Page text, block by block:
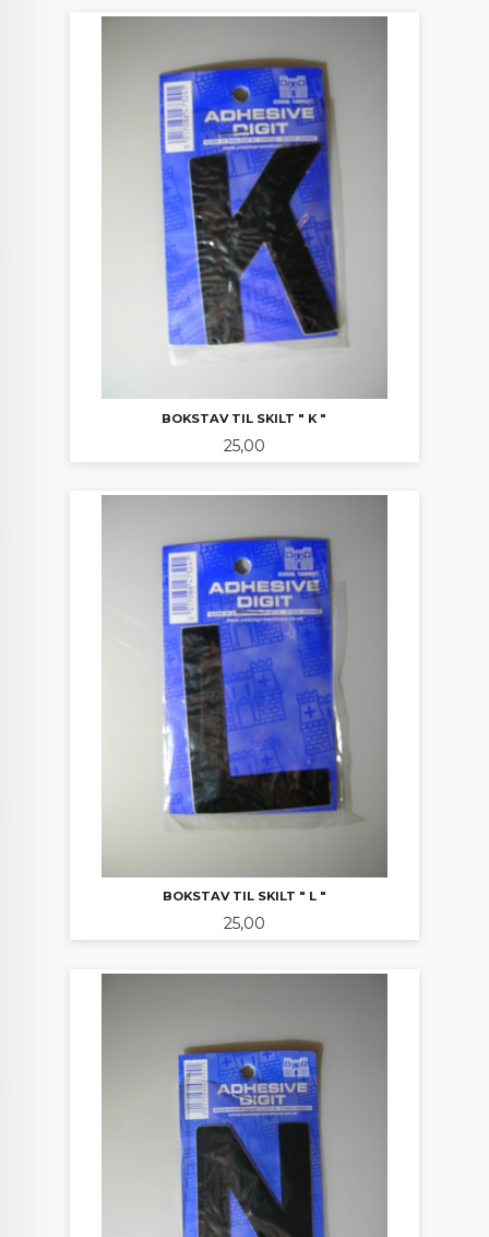
BOKSTAV TIL SKILT " K "
Pris
25,00
BOKSTAV TIL SKILT " L "
Pris
25,00